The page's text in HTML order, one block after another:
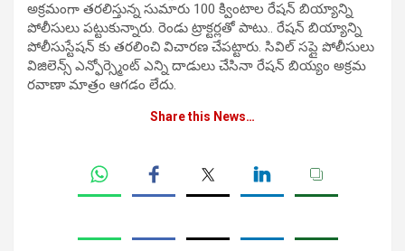
అక్రమంగా తరలిస్తున్న సుమారు 100 క్వింటాల రేషన్ బియ్యాన్ని
పోలీసులు పట్టుకున్నారు. రెండు ట్రాక్టర్లతో పాటు.. రేషన్ బియ్యాన్ని
పోలీసుస్టేషన్ కు తరలించి విచారణ చేపట్టారు. సివిల్ సప్లై పోలీసులు
విజిలెన్స్ ఎన్ఫోర్స్మెంట్ ఎన్ని దాడులు చేసినా రేషన్ బియ్యం అక్రమ
రవాణా మాత్రం ఆగడం లేదు.
Share this News…